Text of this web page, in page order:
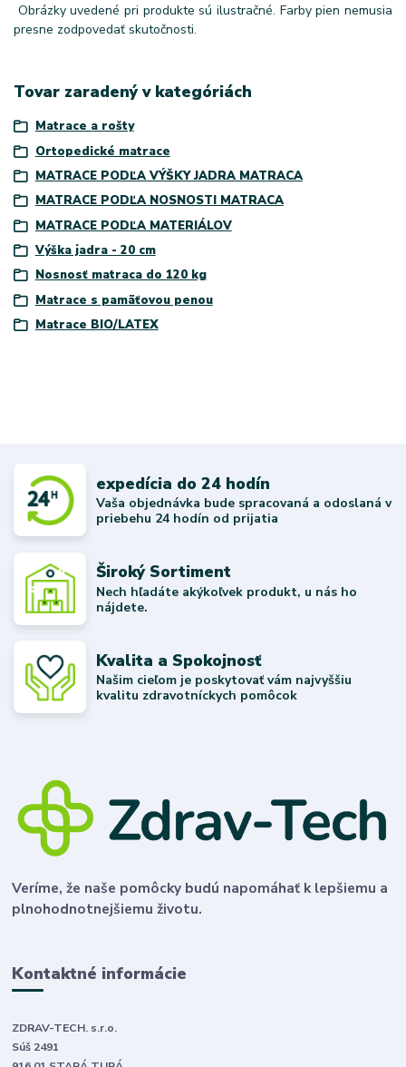
Obrázky uvedené pri produkte sú ilustračné. Farby pien nemusia
presne zodpovedať skutočnosti.
Tovar zaradený v kategóriách
Matrace a rošty
Ortopedické matrace
MATRACE PODĽA VÝŠKY JADRA MATRACA
MATRACE PODĽA NOSNOSTI MATRACA
MATRACE PODĽA MATERIÁLOV
Výška jadra - 20 cm
Nosnosť matraca do 120 kg
Matrace s pamäťovou penou
Matrace BIO/LATEX
expedícia do 24 hodín
Vaša objednávka bude spracovaná a odoslaná v
priebehu 24 hodín od prijatia
Široký Sortiment
Nech hľadáte akýkoľvek produkt, u nás ho
nájdete.
Kvalita a Spokojnosť
Našim cieľom je poskytovať vám najvyššiu
kvalitu zdravotníckych pomôcok
Veríme, že naše pomôcky budú napomáhať k lepšiemu a
plnohodnotnejšiemu životu.
Kontaktné informácie
ZDRAV-TECH. s.r.o.
Súš 2491